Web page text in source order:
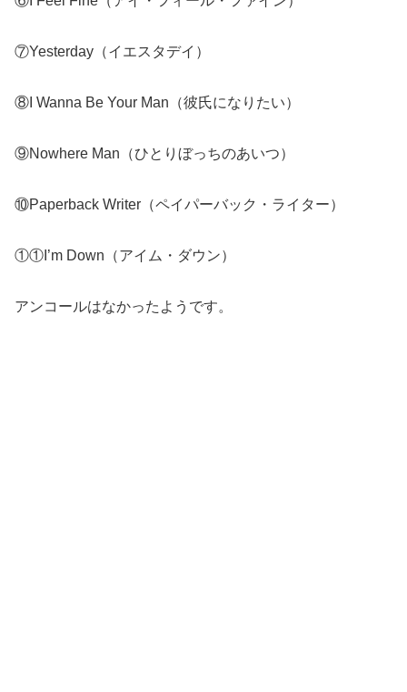
⑦Yesterday（イエスタデイ）
⑧I Wanna Be Your Man（彼氏になりたい）
⑨Nowhere Man（ひとりぼっちのあいつ）
⑩Paperback Writer（ペイパーバック・ライター）
①①I’m Down（アイム・ダウン）
アンコールはなかったようです。